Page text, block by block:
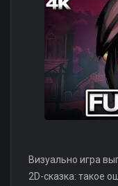
Визуально игра
2D-сказка: такое